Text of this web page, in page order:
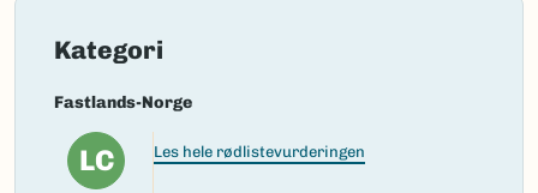
Kategori
Fastlands-Norge
LC Les hele rødlistevurderingen